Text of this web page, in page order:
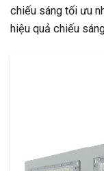
chiếu sáng tối ưu
hiệu quả chiếu